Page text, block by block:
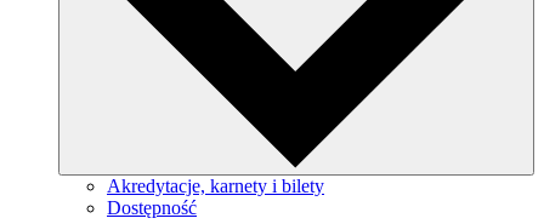
Akredytacje, karnety i bilety
Dostępność